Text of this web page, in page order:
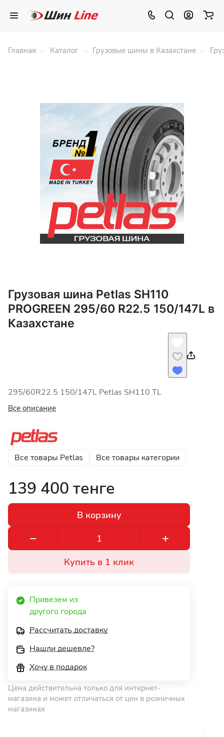
Главная – Каталог – Грузовые шины в Казахстане –
Грузовая шина Petlas SH110
PROGREEN 295/60 R22.5 150/147L в
Казахстане
295/60R22.5 150/147L Petlas SH110 TL
Все описание
Все товары Petlas Все товары категории
139 400 тенге
В корзину
Купить в 1 клик
Привезем из
другого города
Рассчитать доставку
Нашли дешевле?
Хочу в подарок
Цена действительна только для интернет-
магазина и может отличаться от цен в розничных
магазинах